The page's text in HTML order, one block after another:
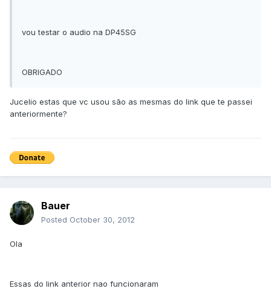
vou testar o audio na DP45SG
OBRIGADO
Jucelio estas que vc usou são as mesmas do link que te passei
anteriormente?
Bauer
Posted October 30, 2012
Ola
Essas do link anterior nao funcionaram